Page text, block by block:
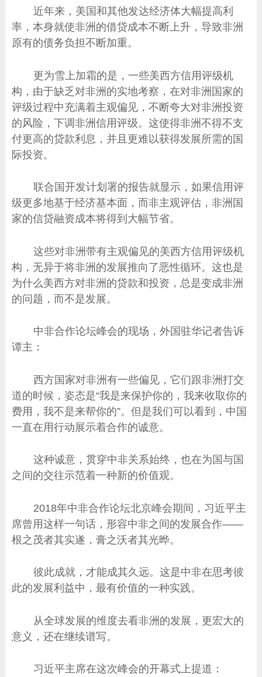
近年来，美国和其他发达经济体大幅提高利
率，本身就使非洲的借贷成本不断上升，导致非洲
原有的债务负担不断加重。
更为雪上加霜的是，一些美西方信用评级机
构，由于缺乏对非洲的实地考察，在对非洲国家的
评级过程中充满着主观偏见，不断夸大对非洲投资
的风险，下调非洲信用评级。这使得非洲不得不支
付更高的贷款利息，并且更难以获得发展所需的国
际投资。
联合国开发计划署的报告就显示，如果信用评
级更多地基于经济基本面，而非主观评估，非洲国
家的信贷融资成本将得到大幅节省。
这些对非洲带有主观偏见的美西方信用评级机
构，无异于将非洲的发展推向了恶性循环。这也是
为什么美西方对非洲的贷款和投资，总是变成非洲
的问题，而不是发展。
中非合作论坛峰会的现场，外国驻华记者告诉
谭主：
西方国家对非洲有一些偏见，它们跟非洲打交
道的时候，姿态是“我是来保护你的，我来收取你的
费用，我不是来帮你的”。但是我们可以看到，中国
一直在用行动展示着合作的诚意。
这种诚意，贯穿中非关系始终，也在为国与国
之间的交往示范着一种新的价值观。
2018年中非合作论坛北京峰会期间，习近平主
席曾用这样一句话，形容中非之间的发展合作——
根之茂者其实遂，膏之沃者其光晔。
彼此成就，才能成其久远。这是中非在思考彼
此的发展利益中，最有价值的一种实践。
从全球发展的维度去看非洲的发展，更宏大的
意义，还在继续谱写。
习近平主席在这次峰会的开幕式上提道：